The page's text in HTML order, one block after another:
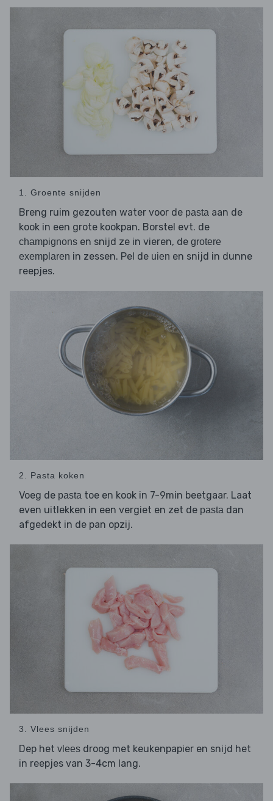
1. Groente snijden
Breng ruim gezouten water voor de pasta aan de
kook in een grote kookpan. Borstel evt. de
champignons en snijd ze in vieren, de grotere
exemplaren in zessen. Pel de uien en snijd in dunne
reepjes.
2. Pasta koken
Voeg de pasta toe en kook in 7-9min beetgaar. Laat
even uitlekken in een vergiet en zet de pasta dan
afgedekt in de pan opzij.
3. Vlees snijden
Dep het vlees droog met keukenpapier en snijd het
in reepjes van 3-4cm lang.